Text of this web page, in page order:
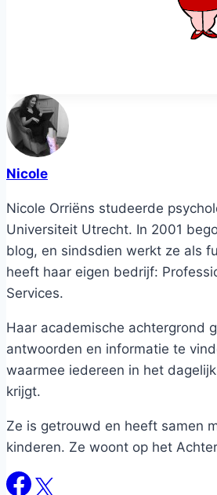
Nicole
Nicole Orriëns studeerde
Universiteit Utrecht. In 2001
blog, en sindsdien werkt ze als
heeft haar eigen bedrijf:
Services.
Haar academische achtergrond
antwoorden en informatie te
waarmee iedereen in het
krijgt.
Ze is getrouwd en heeft samen
kinderen. Ze woont op het